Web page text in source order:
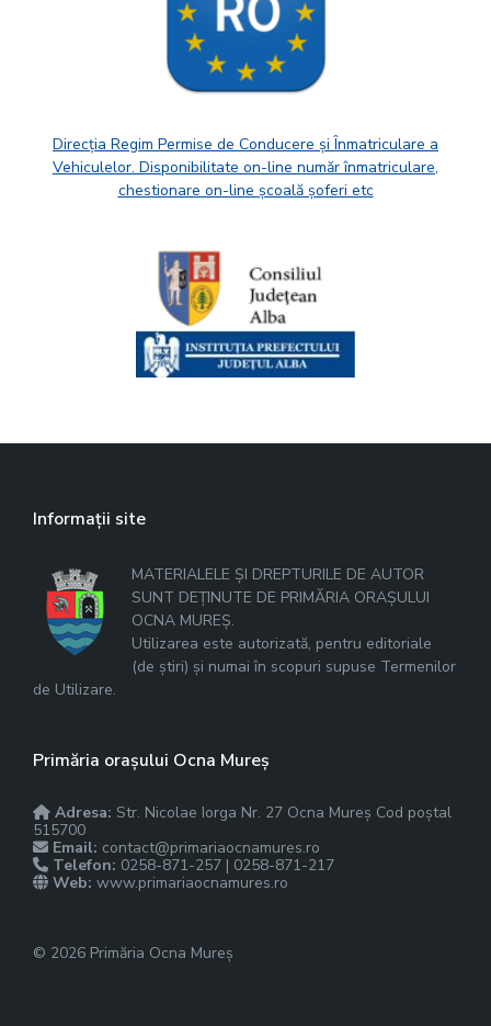
Direcția Regim Permise de Conducere și Înmatriculare a
Vehiculelor. Disponibilitate on-line număr înmatriculare,
chestionare on-line școală șoferi etc
Informații site
MATERIALELE ȘI DREPTURILE DE AUTOR
SUNT DEȚINUTE DE PRIMĂRIA ORAȘULUI
OCNA MUREȘ.
Utilizarea este autorizată, pentru editoriale
(de știri) și numai în scopuri supuse Termenilor
de Utilizare.
Primăria orașului Ocna Mureș
Adresa: Str. Nicolae Iorga Nr. 27 Ocna Mureș Cod poștal
515700
Email: contact@primariaocnamures.ro
Telefon: 0258-871-257 | 0258-871-217
Web: www.primariaocnamures.ro
© 2026 Primăria Ocna Mureș